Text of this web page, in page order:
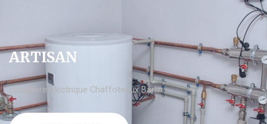
ARTISAN
chaudière électrique Chaffoteaux Barlin